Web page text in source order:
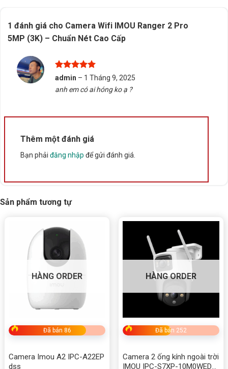
Tính năng Camera Wifi IMOU Ranger 2
Pro 5MP IPC-S2EP-5R1S
1. Hình ảnh siêu nét 3K – ghi lại từng chi tiết
Cảm biến 5MP cho độ phân giải cao hơn Full HD và
khi phóng to.
Hỗ trợWDR kỹ thuật số, giảm hiện tượng lóa sáng khi
ngược sáng.
2. Bảo mật thông minh với AI Sense
1 đánh giá cho Camera Wifi IMOU Ranger 2 Pro
5MP (3K) – Chuẩn Nét Cao Cấp
Được xếp
hạng
5
sao
admin – 1 Tháng 9, 2025
anh em có ai hóng ko ạ ?
Thêm một đánh giá
Bạn phải đăng nhập để gửi đánh giá.
Sản phẩm tương tự
HÀNG ORDER
Đã bán 86
Camera Imou A2 IPC-A22EP
dss
HÀNG ORDER
Đã bán 252
Camera 2 ống kính ngoài trời
IMOU IPC-S7XP-10M0WED